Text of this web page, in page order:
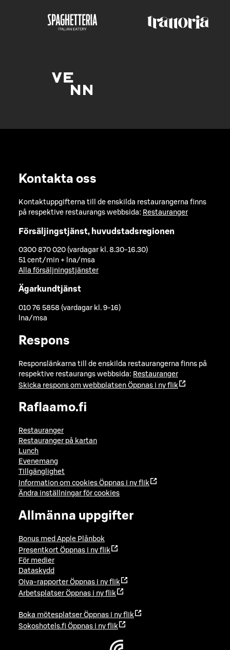
Kontakta oss
Kontaktuppgifterna till de enskilda restaurangerna finns
på respektive restaurangs webbsida: Restauranger
Försäljingstjänst, huvudstadsregionen
0300 870 020 (vardagar kl. 8.30-16.30)
51 cent/min + lna/msa
Alla försäljningstjänster
Ägarkundtjänst
010 76 5858 (vardagar kl. 9-16)
lna/msa
Respons
Responslänkarna till de enskilda restaurangerna finns på
respektive restaurangs webbsida: Restauranger
Skicka respons om webbplatsen Öppnas i ny flik
Raflaamo.fi
Restauranger
Restauranger på kartan
Lunch
Evenemang
Tillgänglighet
Information om cookies Öppnas i ny flik
Ändra inställningar för cookies
Allmänna uppgifter
Bonus med Apple Plånbok
Presentkort Öppnas i ny flik
För medier
Dataskydd
Oiva-rapporter Öppnas i ny flik
Arbetsplatser Öppnas i ny flik
Boka mötesplatser Öppnas i ny flik
Sokoshotels.fi Öppnas i ny flik